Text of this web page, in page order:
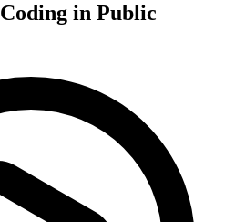
Coding in Public